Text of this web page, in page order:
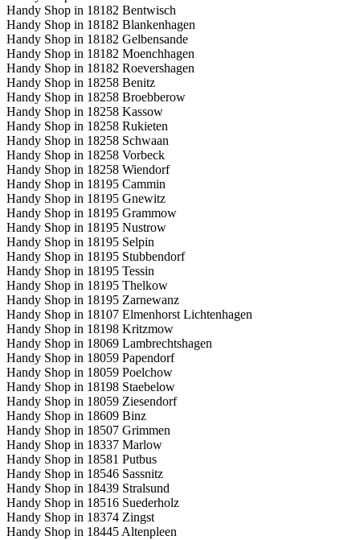
Handy Shop in 18182 Bentwisch
Handy Shop in 18182 Blankenhagen
Handy Shop in 18182 Gelbensande
Handy Shop in 18182 Moenchhagen
Handy Shop in 18182 Roevershagen
Handy Shop in 18258 Benitz
Handy Shop in 18258 Broebberow
Handy Shop in 18258 Kassow
Handy Shop in 18258 Rukieten
Handy Shop in 18258 Schwaan
Handy Shop in 18258 Vorbeck
Handy Shop in 18258 Wiendorf
Handy Shop in 18195 Cammin
Handy Shop in 18195 Gnewitz
Handy Shop in 18195 Grammow
Handy Shop in 18195 Nustrow
Handy Shop in 18195 Selpin
Handy Shop in 18195 Stubbendorf
Handy Shop in 18195 Tessin
Handy Shop in 18195 Thelkow
Handy Shop in 18195 Zarnewanz
Handy Shop in 18107 Elmenhorst Lichtenhagen
Handy Shop in 18198 Kritzmow
Handy Shop in 18069 Lambrechtshagen
Handy Shop in 18059 Papendorf
Handy Shop in 18059 Poelchow
Handy Shop in 18198 Staebelow
Handy Shop in 18059 Ziesendorf
Handy Shop in 18609 Binz
Handy Shop in 18507 Grimmen
Handy Shop in 18337 Marlow
Handy Shop in 18581 Putbus
Handy Shop in 18546 Sassnitz
Handy Shop in 18439 Stralsund
Handy Shop in 18516 Suederholz
Handy Shop in 18374 Zingst
Handy Shop in 18445 Altenpleen